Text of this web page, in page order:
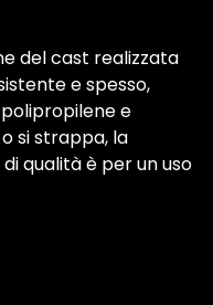
del cast realizzata
e spesso,
e
si strappa, la
qualità è per un uso